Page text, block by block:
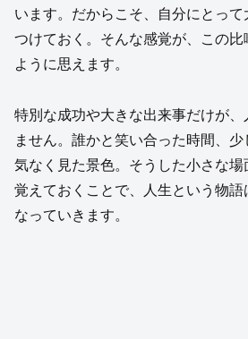
います。だからこそ、自分にとっ
つけておく。そんな感覚が、この
ように思えます。
特別な成功や大きな出来事だけが、
ません。誰かと笑い合った時間、
気なく見た景色。そうした小さな
覚えておくことで、人生という物
なっていきます。